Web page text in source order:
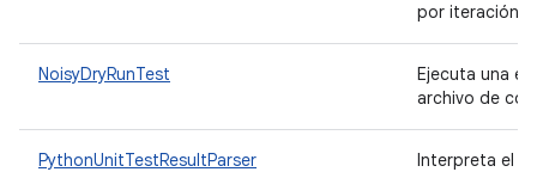
por iteración.
NoisyDryRunTest
Ejecuta una
archivo de
PythonUnitTestResultParser
Interpreta el